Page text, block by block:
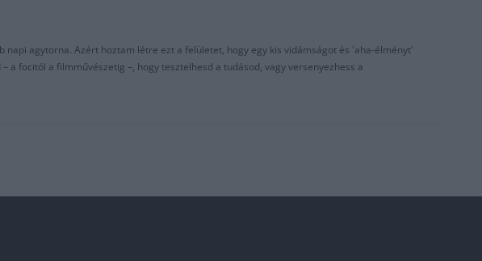
napi agytorna. Azért hoztam létre ezt a felületet, hogy egy kis vidámságot és 'aha-élményt'
focitól a filmművészetig –, hogy tesztelhesd a tudásod, vagy versenyezhess a